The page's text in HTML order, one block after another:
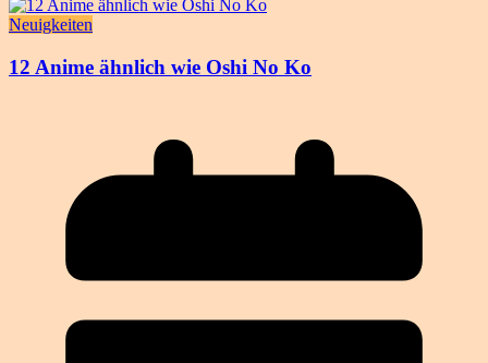
Neuigkeiten
12 Anime ähnlich wie Oshi No Ko